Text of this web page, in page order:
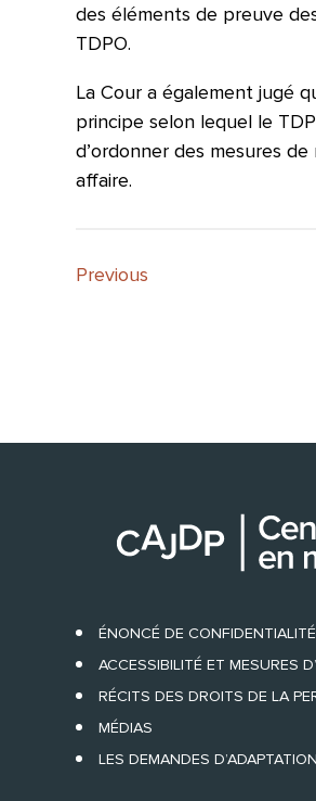
des éléments de preuve
TDPO.
La Cour a également jugé
principe selon lequel le
d’ordonner des mesures
affaire.
Previous
ÉNONCÉ DE CONFIDENTIALITÉ
ACCESSIBILITÉ ET MESURES
RÉCITS DES DROITS DE LA
MÉDIAS
LES DEMANDES